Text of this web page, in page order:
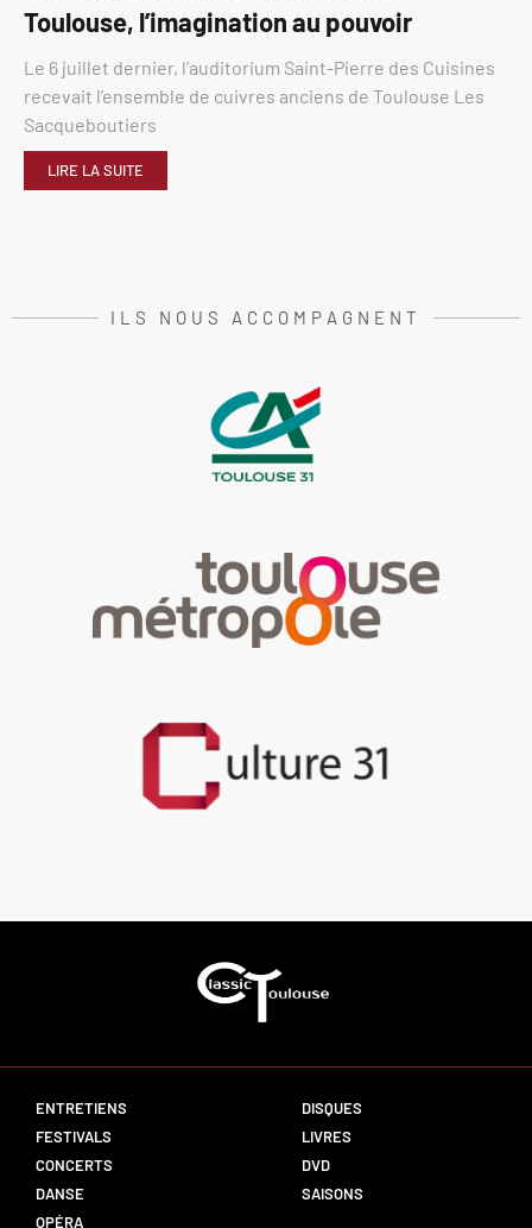
Toulouse, l’imagination au pouvoir
Le 6 juillet dernier, l’auditorium Saint-Pierre des Cuisines
recevait l’ensemble de cuivres anciens de Toulouse Les
Sacqueboutiers
LIRE LA SUITE
ILS NOUS ACCOMPAGNENT
ENTRETIENS
FESTIVALS
CONCERTS
DANSE
OPÉRA
DISQUES
LIVRES
DVD
SAISONS